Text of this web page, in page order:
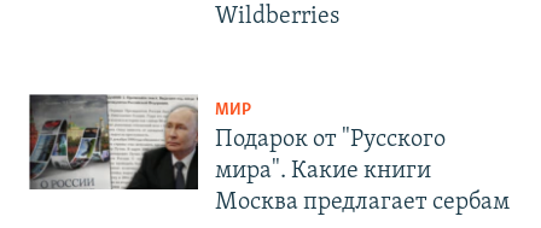
Wildberries
МИР
Подарок от "Русского
мира". Какие книги
Москва предлагает сербам